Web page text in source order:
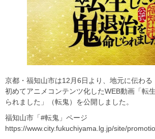
京都・福知山市は12月6日より、地元に伝わる
初めてアニメコンテンツ化したWEB動画「転
られました」（転鬼）を公開しました。
福知山市「#転鬼」ページ
https://www.city.fukuchiyama.lg.jp/site/